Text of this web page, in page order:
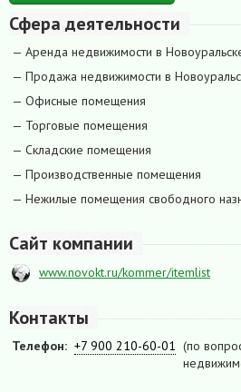
Сфера деятельности
— Аренда недвижимости в
— Продажа недвижимости в
— Офисные помещения
— Торговые помещения
— Складские помещения
— Производственные помещения
— Нежилые помещения свободного
Сайт компании
www.novokt.ru/kommer/itemlist
Контакты
Телефон: +7 900 210-60-01 (по